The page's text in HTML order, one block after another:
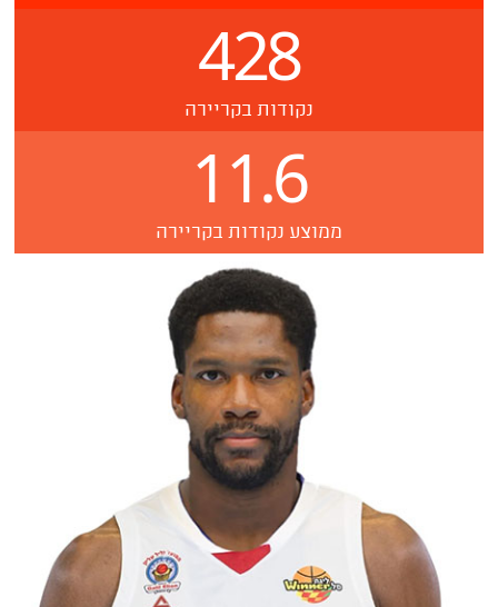
428
נקודות בקריירה
11.6
ממוצע נקודות בקריירה